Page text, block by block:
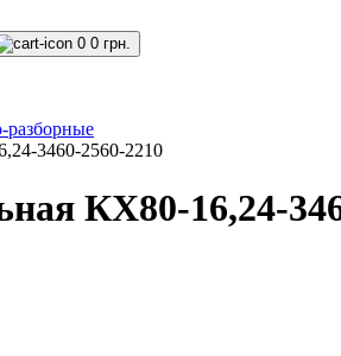
0 0 грн.
разборные
3460-2560-2210
КХ80-16,24-